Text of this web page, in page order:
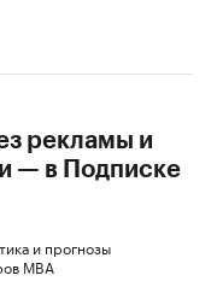
рекламы и
— в Подписке
и прогнозы
MBA